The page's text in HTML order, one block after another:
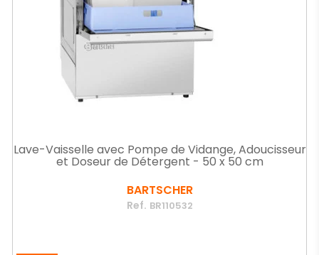
Lave-Vaisselle avec Pompe de Vidange, Adoucisseur
et Doseur de Détergent - 50 x 50 cm
BARTSCHER
Ref. BR110532